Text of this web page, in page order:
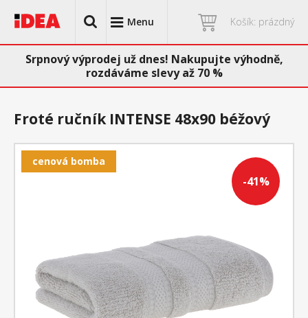
Menu Košík: prázdný
Srpnový výprodej už dnes! Nakupujte výhodně,
rozdáváme slevy až 70 %
-41%
cenová bomba
Froté ručník INTENSE 48x90 béžový